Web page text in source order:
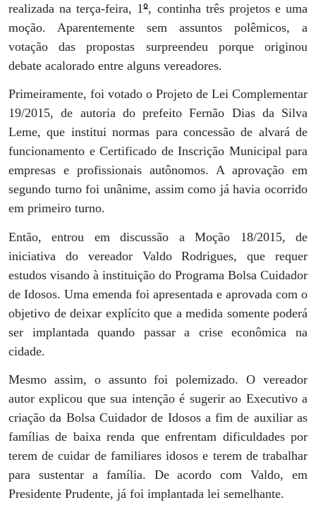
realizada na terça-feira, 1º, continha três projetos e uma
moção. Aparentemente sem assuntos polêmicos, a
votação das propostas surpreendeu porque originou
debate acalorado entre alguns vereadores.
Primeiramente, foi votado o Projeto de Lei Complementar
19/2015, de autoria do prefeito Fernão Dias da Silva
Leme, que institui normas para concessão de alvará de
funcionamento e Certificado de Inscrição Municipal para
empresas e profissionais autônomos. A aprovação em
segundo turno foi unânime, assim como já havia ocorrido
em primeiro turno.
Então, entrou em discussão a Moção 18/2015, de
iniciativa do vereador Valdo Rodrigues, que requer
estudos visando à instituição do Programa Bolsa Cuidador
de Idosos. Uma emenda foi apresentada e aprovada com o
objetivo de deixar explícito que a medida somente poderá
ser implantada quando passar a crise econômica na
cidade.
Mesmo assim, o assunto foi polemizado. O vereador
autor explicou que sua intenção é sugerir ao Executivo a
criação da Bolsa Cuidador de Idosos a fim de auxiliar as
famílias de baixa renda que enfrentam dificuldades por
terem de cuidar de familiares idosos e terem de trabalhar
para sustentar a família. De acordo com Valdo, em
Presidente Prudente, já foi implantada lei semelhante.